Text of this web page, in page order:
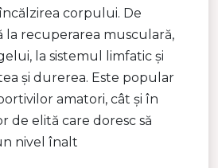
corpului. De
la recuperarea musculară,
la sistemul limfatic și
și durerea. Este popular
amatori, cât și în
de elită care doresc să
nivel înalt